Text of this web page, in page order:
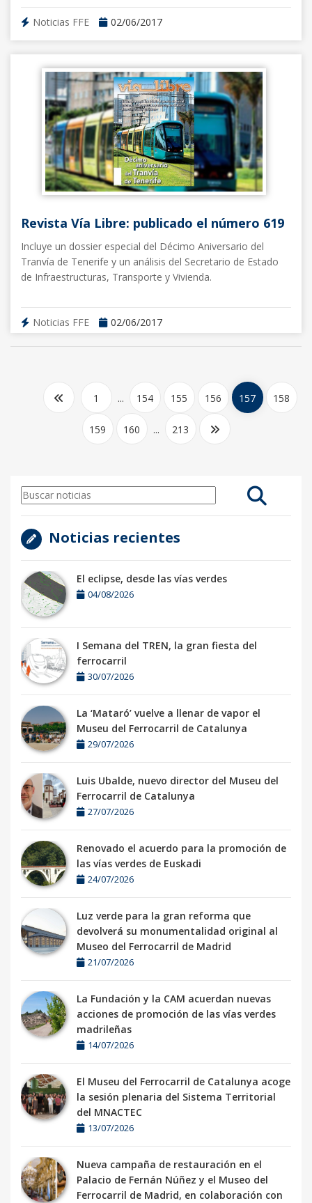
Noticias FFE 02/06/2017
Revista Vía Libre: publicado el número 619
Incluye un dossier especial del Décimo Aniversario del
Tranvía de Tenerife y un análisis del Secretario de Estado
de Infraestructuras, Transporte y Vivienda.
Noticias FFE 02/06/2017
1 ... 154 155 156 157 158
159 160 ... 213
Noticias recientes
El eclipse, desde las vías verdes
04/08/2026
I Semana del TREN, la gran fiesta del
ferrocarril
30/07/2026
La ‘Mataró’ vuelve a llenar de vapor el
Museu del Ferrocarril de Catalunya
29/07/2026
Luis Ubalde, nuevo director del Museu del
Ferrocarril de Catalunya
27/07/2026
Renovado el acuerdo para la promoción de
las vías verdes de Euskadi
24/07/2026
Luz verde para la gran reforma que
devolverá su monumentalidad original al
Museo del Ferrocarril de Madrid
21/07/2026
La Fundación y la CAM acuerdan nuevas
acciones de promoción de las vías verdes
madrileñas
14/07/2026
El Museu del Ferrocarril de Catalunya acoge
la sesión plenaria del Sistema Territorial
del MNACTEC
13/07/2026
Nueva campaña de restauración en el
Palacio de Fernán Núñez y el Museo del
Ferrocarril de Madrid, en colaboración con